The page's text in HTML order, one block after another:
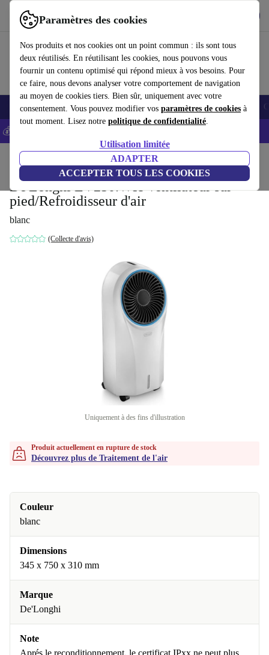
Paramètres des cookies
Nos produits et nos cookies ont un point commun : ils sont tous
deux réutilisés. En réutilisant les cookies, nous pouvons vous
fournir un contenu optimisé qui répond mieux à vos besoins. Pour
ce faire, nous devons analyser votre comportement de navigation
au moyen de cookies tiers. Bien sûr, uniquement avec votre
consentement. Vous pouvez modifier vos paramètres de cookies à
tout moment. Lisez notre politique de confidentialité.
Utilisation limitée
ADAPTER
ACCEPTER TOUS LES COOKIES
Utilisez refurbed rapidement et facilement
Smartphones Laptops Tablettes Montres connectées Accessoires
💰-5% EXTRA sur les iPhones – Code: IPHONEDEAL -
Qualité de l'air & saisonnier
De'Longhi EV250.WH Ventilateur sur
pied/Refroidisseur d'air
blanc
(Collecte d'avis)
Uniquement à des fins d'illustration
Produit actuellement en rupture de stock
Découvrez plus de Traitement de l'air
Couleur
blanc
Dimensions
345 x 750 x 310 mm
Marque
De'Longhi
Note
Aprés le reconditionnement, le certificat IPxx ne peut plus